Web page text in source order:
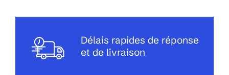
Délais rapides de réponse
et de livraison